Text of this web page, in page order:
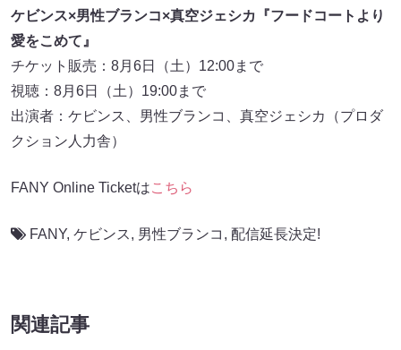
ケビンス×男性ブランコ×真空ジェシカ『フードコートより
愛をこめて』
チケット販売：8月6日（土）12:00まで
視聴：8月6日（土）19:00まで
出演者：ケビンス、男性ブランコ、真空ジェシカ（プロダ
クション人力舎）
FANY Online Ticketはこちら
FANY, ケビンス, 男性ブランコ , 配信延長決定!
関連記事